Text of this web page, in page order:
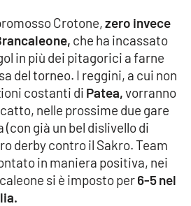
Crotone,zero invece
che ha incassato
in più dei pitagorici a farne
del torneo. I reggini, a cui non
costanti di Patea,vorranno
nelle prossime due gare
già un bel dislivello di
derby contro il Sakro. Team
in maniera positiva, nei
si è imposto per6-5 nel